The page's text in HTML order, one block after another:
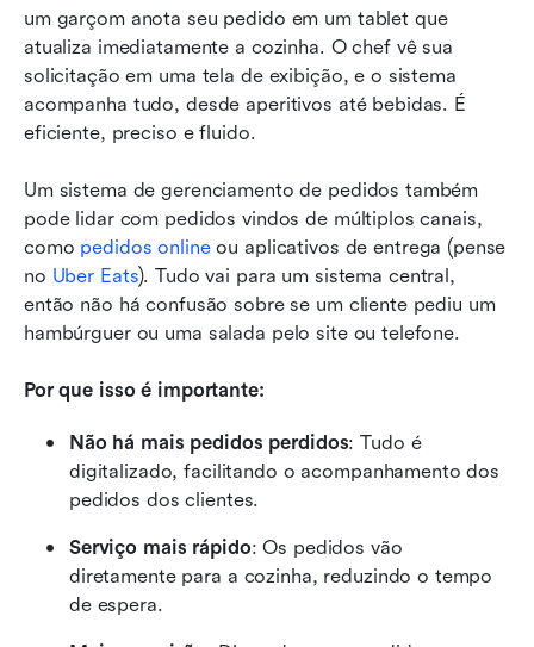
um garçom anota seu pedido em um tablet que
atualiza imediatamente a cozinha. O chef vê sua
solicitação em uma tela de exibição, e o sistema
acompanha tudo, desde aperitivos até bebidas. É
eficiente, preciso e fluido.
Um sistema de gerenciamento de pedidos também
pode lidar com pedidos vindos de múltiplos canais,
como pedidos online ou aplicativos de entrega (pense
no Uber Eats). Tudo vai para um sistema central,
então não há confusão sobre se um cliente pediu um
hambúrguer ou uma salada pelo site ou telefone.
Por que isso é importante:
Não há mais pedidos perdidos: Tudo é
digitalizado, facilitando o acompanhamento dos
pedidos dos clientes.
Serviço mais rápido: Os pedidos vão
diretamente para a cozinha, reduzindo o tempo
de espera.